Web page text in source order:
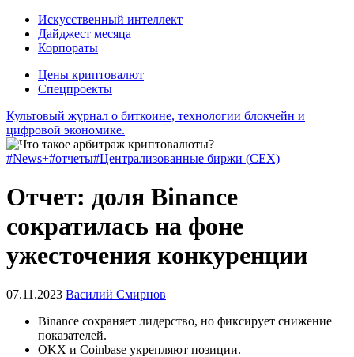
Искусственный интеллект
Дайджест месяца
Корпораты
Цены криптовалют
Спецпроекты
Культовый журнал о биткоине, технологии блокчейн и
цифровой экономике.
#News+#отчеты#Централизованные биржи (CEX)
Отчет: доля Binance
сократилась на фоне
ужесточения конкуренции
07.11.2023 Василий Смирнов
Binance сохраняет лидерство, но фиксирует снижение
показателей.
OKX и Coinbase укрепляют позиции.